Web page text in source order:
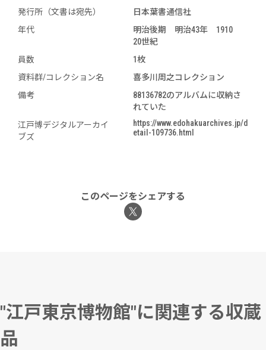
発行所（文書は宛先）
日本葉書通信社
年代
明治後期 明治43年 1910
20世紀
員数
1枚
資料群/コレクション名
喜多川周之コレクション
備考
88136782のアルバムに収納さ
れていた
江戸博デジタルアーカイ
ブズ
https://www.edohakuarchives.jp/d
etail-109736.html
このページをシェアする
"江戸東京博物館"に関連する収蔵
品